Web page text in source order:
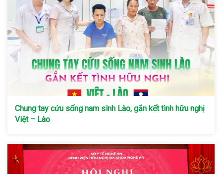
Chung tay cứu sống nam sinh Lào, gắn kết tình hữu nghị
Việt – Lào